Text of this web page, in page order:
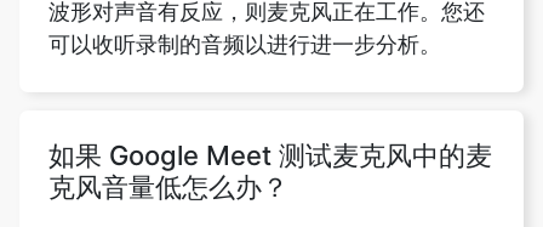
波形对声音有反应，则麦克风正在工作。您还
可以收听录制的音频以进行进一步分析。
如果 Google Meet 测试麦克风中的麦
克风音量低怎么办？